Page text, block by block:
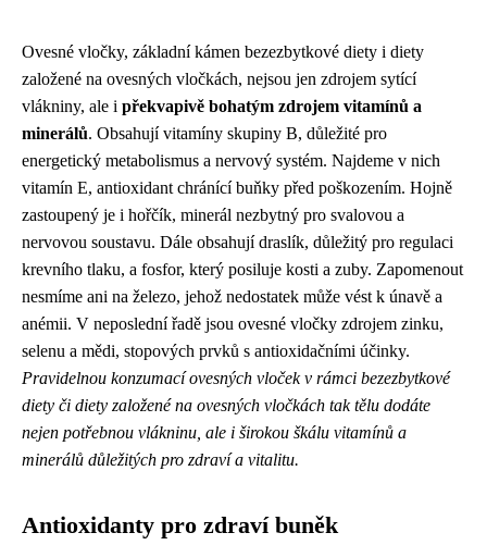
Ovesné vločky, základní kámen bezezbytkové diety i diety
založené na ovesných vločkách, nejsou jen zdrojem sytící
vlákniny, ale i překvapivě bohatým zdrojem vitamínů a
minerálů. Obsahují vitamíny skupiny B, důležité pro
energetický metabolismus a nervový systém. Najdeme v nich
vitamín E, antioxidant chránící buňky před poškozením. Hojně
zastoupený je i hořčík, minerál nezbytný pro svalovou a
nervovou soustavu. Dále obsahují draslík, důležitý pro regulaci
krevního tlaku, a fosfor, který posiluje kosti a zuby. Zapomenout
nesmíme ani na železo, jehož nedostatek může vést k únavě a
anémii. V neposlední řadě jsou ovesné vločky zdrojem zinku,
selenu a mědi, stopových prvků s antioxidačními účinky.
Pravidelnou konzumací ovesných vloček v rámci bezezbytkové
diety či diety založené na ovesných vločkách tak tělu dodáte
nejen potřebnou vlákninu, ale i širokou škálu vitamínů a
minerálů důležitých pro zdraví a vitalitu.
Antioxidanty pro zdraví buněk